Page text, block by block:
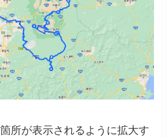
所が表示されるように拡大す